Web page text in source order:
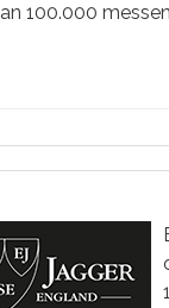
100.000